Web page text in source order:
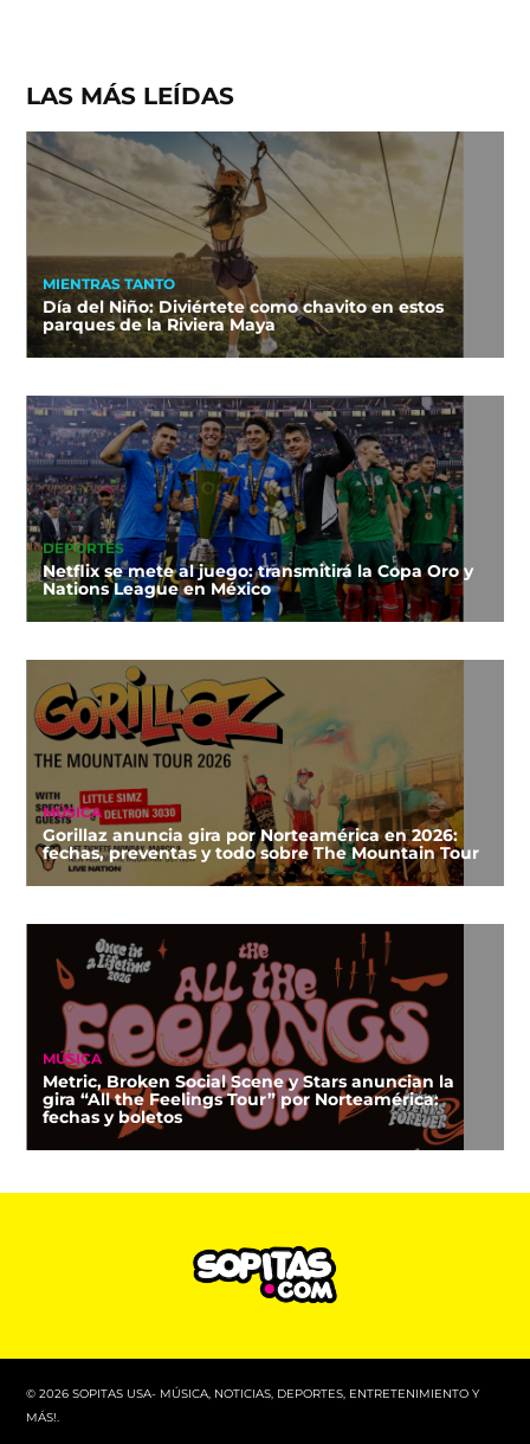
LAS MÁS LEÍDAS
MIENTRAS TANTO
Día del Niño: Diviértete como chavito en estos
parques de la Riviera Maya
DEPORTES
Netflix se mete al juego: transmitirá la Copa Oro y
Nations League en México
MÚSICA
Gorillaz anuncia gira por Norteamérica en 2026:
fechas, preventas y todo sobre The Mountain Tour
MÚSICA
Metric, Broken Social Scene y Stars anuncian la
gira “All the Feelings Tour” por Norteamérica:
fechas y boletos
© 2026 SOPITAS USA- MÚSICA, NOTICIAS, DEPORTES, ENTRETENIMIENTO Y
MÁS!.